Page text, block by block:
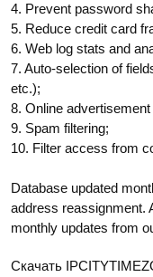
4. Prevent password
5. Reduce credit card
6. Web log stats and
7. Auto-selection of
etc.);
8. Online
9. Spam filtering;
10. Filter access from
Database updated
address reassignment.
monthly updates from
Скачать